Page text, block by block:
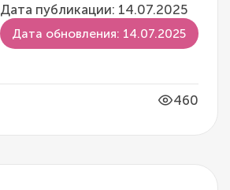
Дата публикации: 14.07.2025
Дата обновления: 14.07.2025
460